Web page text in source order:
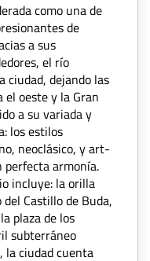
como una de
de
a sus
el río
ciudad, dejando las
el oeste y la Gran
a su variada y
los estilos
neoclásico, y art-
perfecta armonía.
incluye: la orilla
Castillo de Buda,
plaza de los
subterráneo
la ciudad cuenta